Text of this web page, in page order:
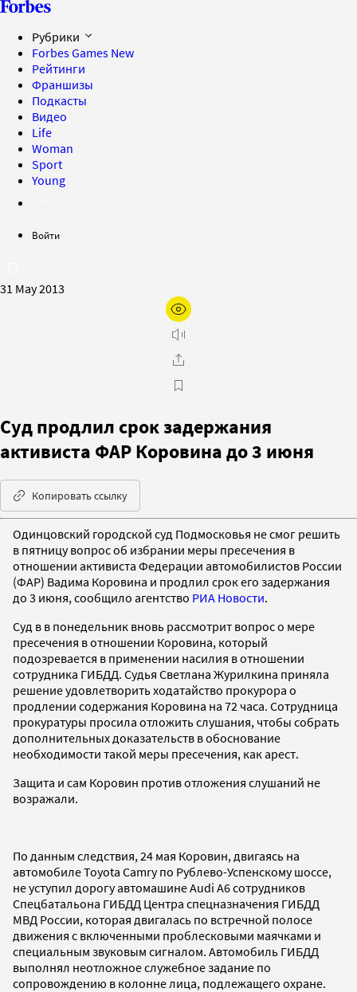
Рубрики
Forbes Games New
Рейтинги
Франшизы
Подкасты
Видео
Life
Woman
Sport
Young
Войти
31 May 2013
Суд продлил срок задержания
активиста ФАР Коровина до 3 июня
Копировать ссылку
Одинцовский городской суд Подмосковья не смог решить
в пятницу вопрос об избрании меры пресечения в
отношении активиста Федерации автомобилистов России
(ФАР) Вадима Коровина и продлил срок его задержания
до 3 июня, сообщило агентство РИА Новости.
Суд в в понедельник вновь рассмотрит вопрос о мере
пресечения в отношении Коровина, который
подозревается в применении насилия в отношении
сотрудника ГИБДД. Судья Светлана Журилкина приняла
решение удовлетворить ходатайство прокурора о
продлении содержания Коровина на 72 часа. Сотрудница
прокуратуры просила отложить слушания, чтобы собрать
дополнительных доказательств в обоснование
необходимости такой меры пресечения, как арест.
Защита и сам Коровин против отложения слушаний не
возражали.
По данным следствия, 24 мая Коровин, двигаясь на
автомобиле Toyota Camry по Рублево-Успенскому шоссе,
не уступил дорогу автомашине Audi A6 сотрудников
Спецбатальона ГИБДД Центра спецназначения ГИБДД
МВД России, которая двигалась по встречной полосе
движения с включенными проблесковыми маячками и
специальным звуковым сигналом. Автомобиль ГИБДД
выполнял неотложное служебное задание по
сопровождению в колонне лица, подлежащего охране.